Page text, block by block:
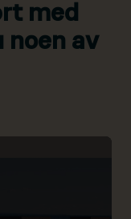
med
noen av